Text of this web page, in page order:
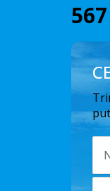
567